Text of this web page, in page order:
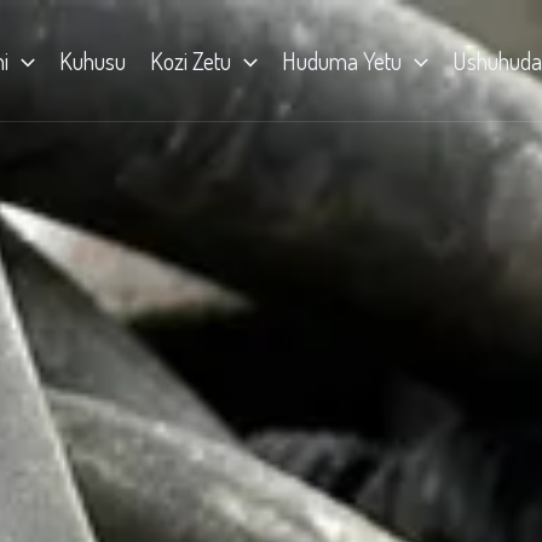
Kuhusu Kozi Zetu Huduma Yetu Ushuhuda